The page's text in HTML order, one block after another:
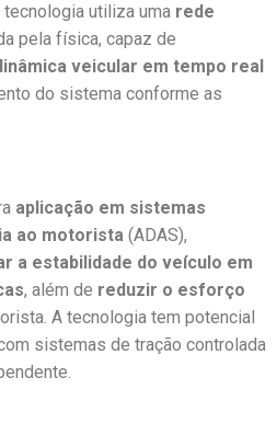
tecnologia utiliza uma rede
pela física, capaz de
veicular em tempo real
do sistema conforme as
aplicação em sistemas
ao motorista (ADAS),
a estabilidade do veículo em
, além de reduzir o esforço
A tecnologia tem potencial
sistemas de tração controlada